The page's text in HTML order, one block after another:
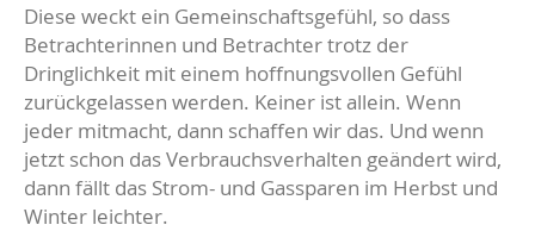
Diese weckt ein Gemeinschaftsgefühl, so dass
Betrachterinnen und Betrachter trotz der
Dringlichkeit mit einem hoffnungsvollen Gefühl
zurückgelassen werden. Keiner ist allein. Wenn
jeder mitmacht, dann schaffen wir das. Und wenn
jetzt schon das Verbrauchsverhalten geändert wird,
dann fällt das Strom- und Gassparen im Herbst und
Winter leichter.